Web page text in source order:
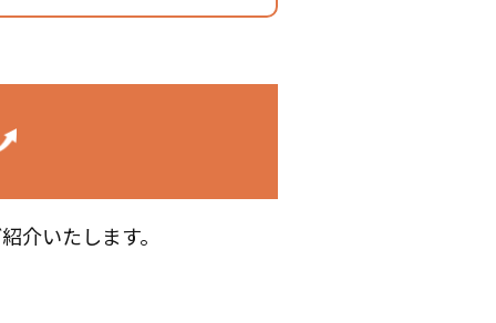
介いたします。